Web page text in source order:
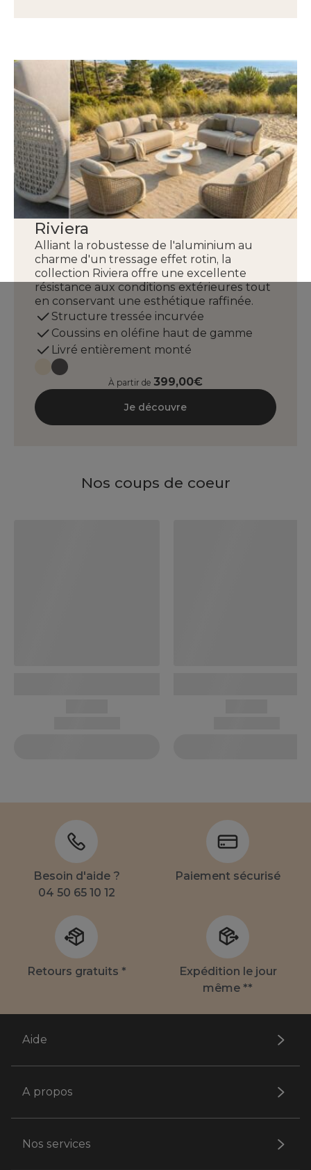
Riviera
Alliant la robustesse de l'aluminium au
charme d'un tressage effet rotin, la
collection Riviera offre une excellente
résistance aux conditions extérieures tout
en conservant une esthétique raffinée.
Structure tressée incurvée
Coussins en oléfine haut de gamme
Livré entièrement monté
À partir de 399,00€
Je découvre
Nos coups de coeur
Besoin d'aide ?
04 50 65 10 12
Paiement sécurisé
Retours gratuits *
Expédition le jour
même **
Aide
A propos
Nos services